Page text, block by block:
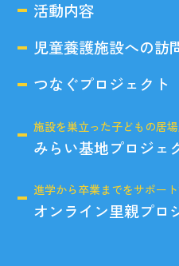
活動内容
児童養護施設への訪
つなぐプロジェクト
施設を巣立った子どもの居
みらい基地プロジェ
進学から卒業までをサポー
オンライン里親プロ